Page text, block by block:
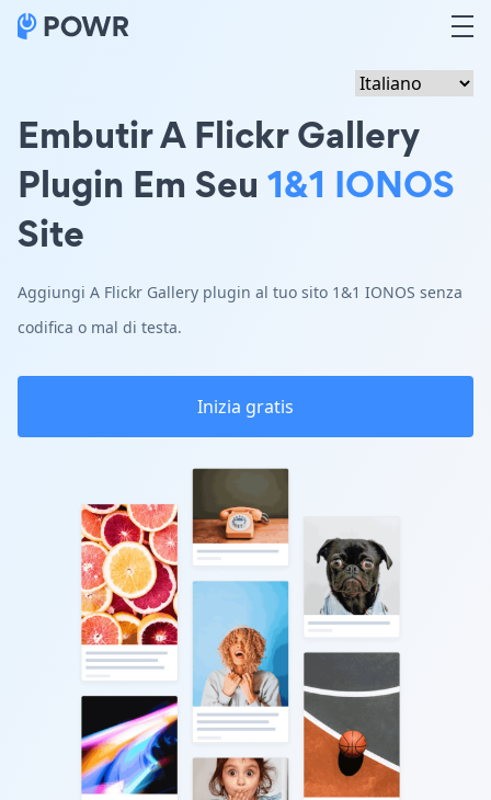
Embutir A Flickr Gallery
Plugin Em Seu 1&1 IONOS
Site
Aggiungi A Flickr Gallery plugin al tuo sito 1&1 IONOS senza
codifica o mal di testa.
Inizia gratis